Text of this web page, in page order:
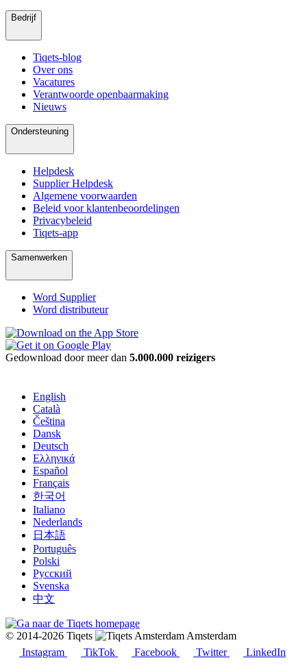
Bedrijf
Tiqets-blog
Over ons
Vacatures
Verantwoorde openbaarmaking
Nieuws
Ondersteuning
Helpdesk
Supplier Helpdesk
Algemene voorwaarden
Beleid voor klantenbeoordelingen
Privacybeleid
Tiqets-app
Samenwerken
Word Supplier
Word distributeur
Gedownload door meer dan 5.000.000 reizigers
English
Català
Čeština
Dansk
Deutsch
Ελληνικά
Español
Français
한국어
Italiano
Nederlands
日本語
Português
Polski
Русский
Svenska
中文
© 2014-2026 Tiqets
Amsterdam
Instagram
TikTok Facebook Twitter LinkedIn